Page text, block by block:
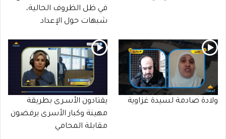
في ظل الظروف الحالية،
شبهات حول الإعداد
ولادة صادمة لسيدة غزاوية
يقتادون الأسـرى بطريقة
مهينة وكبار الأسرى يرفضون
مقابلة المحامي